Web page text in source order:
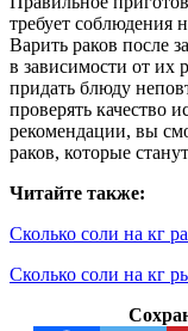
требует соблюдения
Варить раков после
в зависимости от их
придать блюду
проверять качество
рекомендации, вы
раков, которые
Читайте также:
Сколько соли на кг
Сколько соли на кг